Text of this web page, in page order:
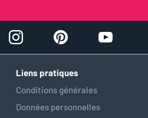
Liens pratiques
Conditions générales
Données personnelles